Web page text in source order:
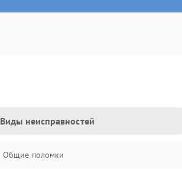
Виды неисправностей
Общие поломки